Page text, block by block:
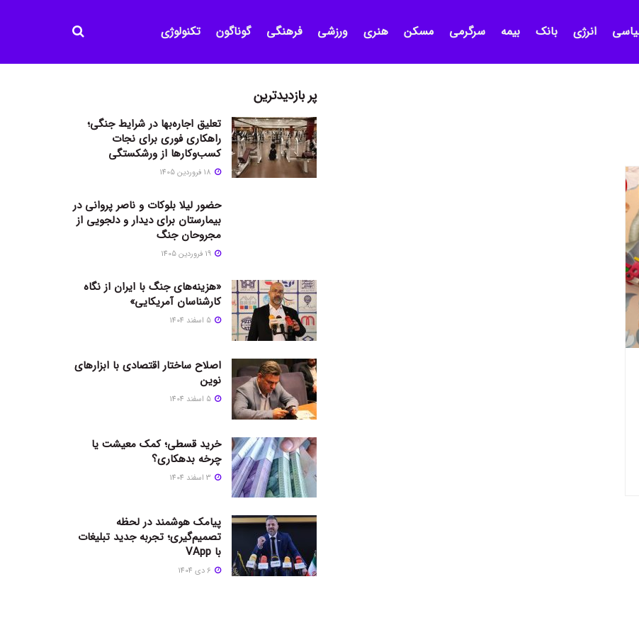
انرژی بانک بیمه سرگرمی مسکن هنری ورزشی فرهنگی گوناگون تکنولوژی
پر بازدیدترین
تعلیق اجاره‌بها در شرایط جنگی؛
راهکاری فوری برای نجات
کسب‌وکارها از ورشکستگی
حضور لیلا بلوکات و ناصر پروانی در
بیمارستان برای دیدار و دلجویی از
مجروحان جنگ
«هزینه‌های جنگ با ایران از نگاه
کارشناسان آمریکایی»
اصلاح ساختار اقتصادی با ابزارهای
نوین
خرید قسطی؛ کمک معیشت یا
چرخه بدهکاری؟
پیامک هوشمند در لحظه
تصمیم‌گیری؛ تجربه جدید تبلیغات
با VApp